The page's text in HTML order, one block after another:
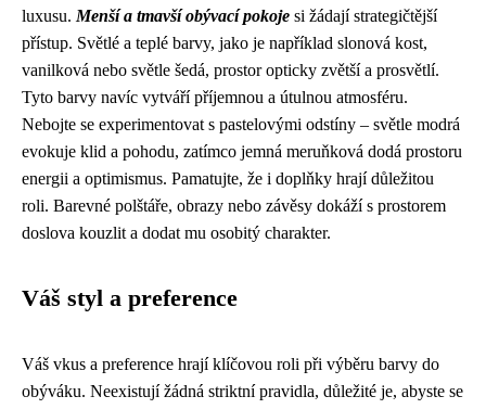
luxusu. Menší a tmavší obývací pokoje si žádají strategičtější
přístup. Světlé a teplé barvy, jako je například slonová kost,
vanilková nebo světle šedá, prostor opticky zvětší a prosvětlí.
Tyto barvy navíc vytváří příjemnou a útulnou atmosféru.
Nebojte se experimentovat s pastelovými odstíny – světle modrá
evokuje klid a pohodu, zatímco jemná meruňková dodá prostoru
energii a optimismus. Pamatujte, že i doplňky hrají důležitou
roli. Barevné polštáře, obrazy nebo závěsy dokáží s prostorem
doslova kouzlit a dodat mu osobitý charakter.
Váš styl a preference
Váš vkus a preference hrají klíčovou roli při výběru barvy do
obýváku. Neexistují žádná striktní pravidla, důležité je, abyste se